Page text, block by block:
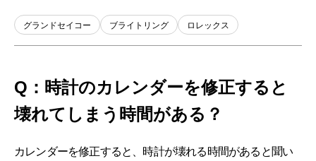
グランドセイコー ブライトリング ロレックス
Q：時計のカレンダーを修正すると
壊れてしまう時間がある？
カレンダーを修正すると、時計が壊れる時間があると聞い